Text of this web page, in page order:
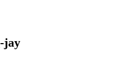
jay